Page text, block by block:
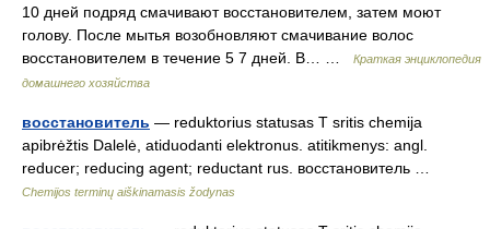
10 дней подряд смачивают восстановителем, затем моют
голову. После мытья возобновляют смачивание волос
восстановителем в течение 5 7 дней. В… …
Краткая энциклопедия
домашнего хозяйства
восстановитель — reduktorius statusas T sritis chemija
apibrėžtis Dalelė, atiduodanti elektronus. atitikmenys: angl.
reducer; reducing agent; reductant rus. восстановитель …
Chemijos terminų aiškinamasis žodynas